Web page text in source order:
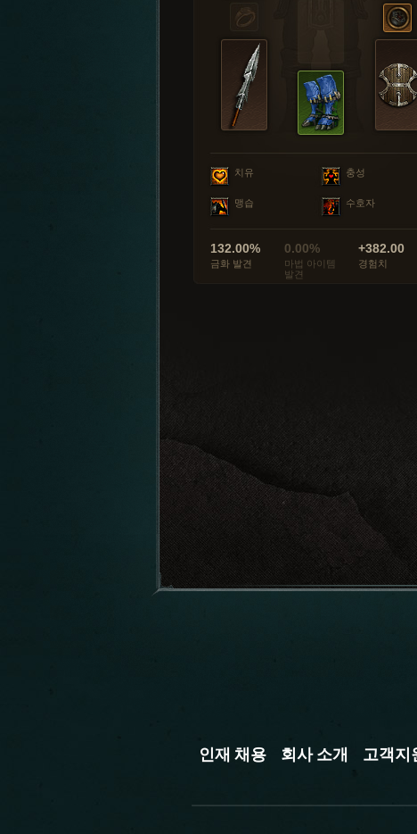
치유 충성
맹습 수호자
132.00%
금화 발견
0.00%
마법 아이템
발견
+382.00
경험치